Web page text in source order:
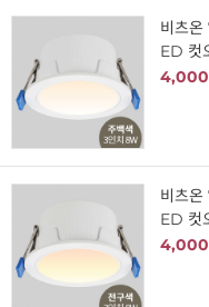
비츠
ED 컷
4,000
비츠
ED 컷
4,000